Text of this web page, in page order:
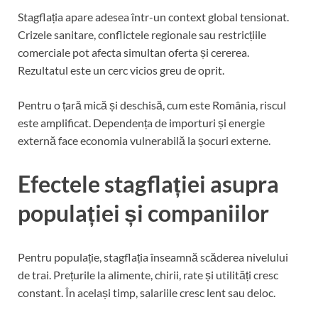
Stagflația apare adesea într-un context global tensionat.
Crizele sanitare, conflictele regionale sau restricțiile
comerciale pot afecta simultan oferta și cererea.
Rezultatul este un cerc vicios greu de oprit.
Pentru o țară mică și deschisă, cum este România, riscul
este amplificat. Dependența de importuri și energie
externă face economia vulnerabilă la șocuri externe.
Efectele stagflației asupra
populației și companiilor
Pentru populație, stagflația înseamnă scăderea nivelului
de trai. Prețurile la alimente, chirii, rate și utilități cresc
constant. În același timp, salariile cresc lent sau deloc.